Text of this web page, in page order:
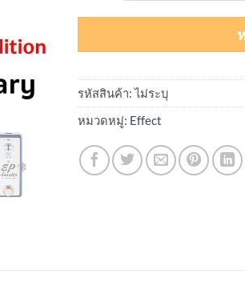
รหัสสินค้า:ไม่ระบุ
หมวดหมู่: Effect